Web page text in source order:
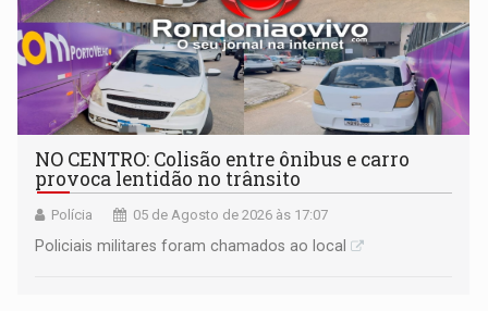
NO CENTRO: Colisão entre ônibus e carro
provoca lentidão no trânsito
Polícia 05 de Agosto de 2026 às 17:07
Policiais militares foram chamados ao local